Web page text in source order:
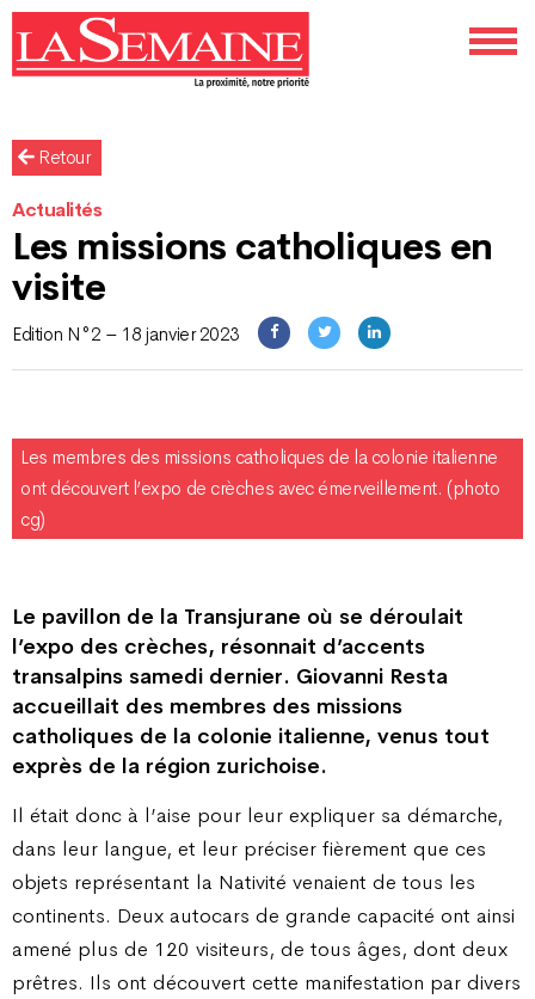
Retour
Actualités
Les missions catholiques en
visite
Edition N°2 – 18 janvier 2023
Les membres des missions catholiques de la colonie italienne
ont découvert l’expo de crèches avec émerveillement. (photo
cg)
Le pavillon de la Transjurane où se déroulait
l’expo des crèches, résonnait d’accents
transalpins samedi dernier. Giovanni Resta
accueillait des membres des missions
catholiques de la colonie italienne, venus tout
exprès de la région zurichoise.
Il était donc à l’aise pour leur expliquer sa démarche,
dans leur langue, et leur préciser fièrement que ces
objets représentant la Nativité venaient de tous les
continents. Deux autocars de grande capacité ont ainsi
amené plus de 120 visiteurs, de tous âges, dont deux
prêtres. Ils ont découvert cette manifestation par divers